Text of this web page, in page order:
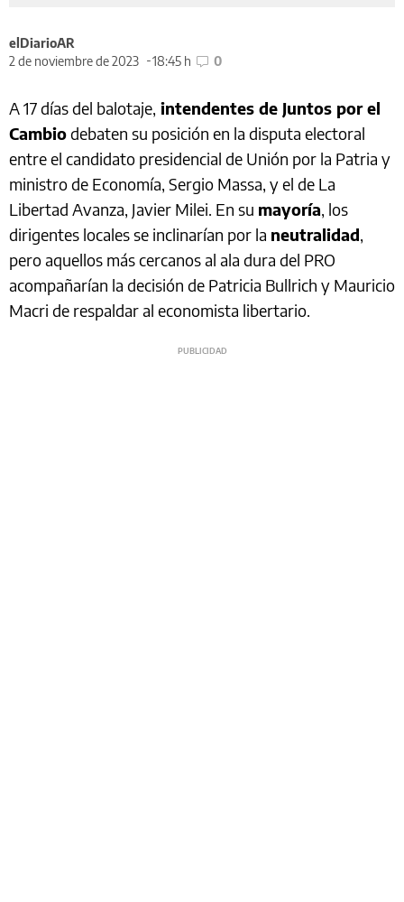
elDiarioAR
2 de noviembre de 2023
18:45 h 0
A 17 días del balotaje, intendentes de Juntos por el
Cambiodebaten su posición en la disputa electoral
entre el candidato presidencial de Unión por la Patria y
ministro de Economía, Sergio Massa, y el de La
Libertad Avanza, Javier Milei. En su mayoría, los
dirigentes locales se inclinarían por la neutralidad,
pero aquellos más cercanos al ala dura del PRO
acompañarían la decisión de Patricia Bullrich y Mauricio
Macri de respaldar al economista libertario.